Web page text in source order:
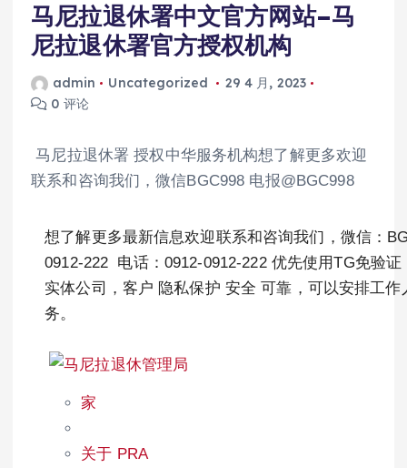
马尼拉退休署中文官方网站–马
尼拉退休署官方授权机构
admin Uncategorized
29 4 月, 2023
0 评论
马尼拉退休署 授权中华服务机构想了解更多欢迎
联系和咨询我们，微信BGC998 电报@BGC998
想了解更多最新信息欢迎联系和咨询我们，微信：
0912-222 电话：0912-0912-222 优先使用TG免验
实体公司，客户 隐私保护 安全 可靠，可以安排工
务。
家
关于 PRA